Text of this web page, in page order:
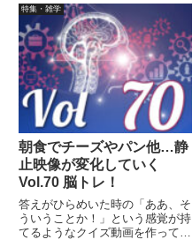
画に答えはありませんので、最後
まで繰り返し見られます。
特集・雑学
朝食でチーズやパン他…静
止映像が変化していく
Vol.70 脳トレ！
答えがひらめいた時の「ああ、そ
ういうことか！」という感覚が持
てるようなクイズ動画を作ってみ